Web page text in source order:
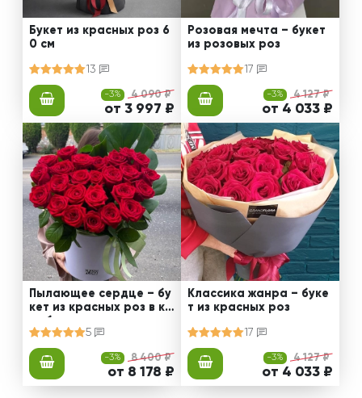
Букет из красных роз 6
0 см
13
-3% 4 090 ₽
от 3 997 ₽
Розовая мечта – букет
из розовых роз
17
-3% 4 127 ₽
от 4 033 ₽
Пылающее сердце – бу
кет из красных роз в ко
робке
5
-3% 8 400 ₽
от 8 178 ₽
Классика жанра – буке
т из красных роз
17
-3% 4 127 ₽
от 4 033 ₽